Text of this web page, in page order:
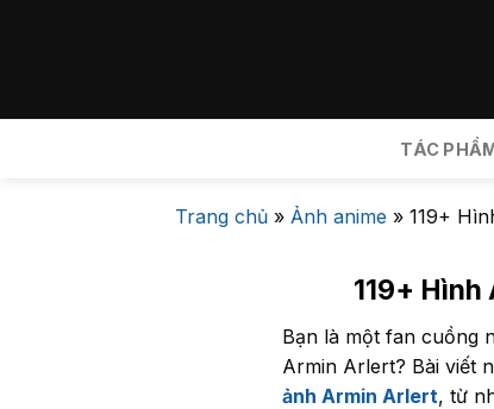
TÁC
Trang chủ » Ảnh anime » 119+
119+
Bạn là một fan cuồng
Armin Arlert? Bài viết
ảnh Armin Arlert, từ